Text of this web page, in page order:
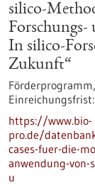
silico-
Forschungs-
In silico-
Zukunft“
Förderprogramm,
Einreichungsfrist:
https://www.bio-
pro.de/
cases-fuer-die-
anwendung-
u